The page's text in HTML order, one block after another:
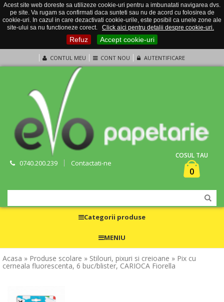
Acest site web doreste sa utilizeze cookie-uri pentru a imbunatati navigarea dvs.
pe site. Va rugam sa confirmati daca sunteti sau nu de acord cu folosirea de
cookie-uri. In cazul in care dezactivati cookie-urile, este posibil ca unele zone ale
site-ului sa nu functioneze corect.
Click aici pentru detalii despre cookie-uri.
Refuz Accept cookie-uri
CONTUL MEU CONT NOU AUTENTIFICARE
0740.200.239 Contactati-ne
COSUL TAU
0
Categorii produse
MENIU
Acasa » Produse scolare » Stilouri, pixuri si creioane » Pix cu
cerneala fluorescenta, 6 buc/blister, CARIOCA Fiorella